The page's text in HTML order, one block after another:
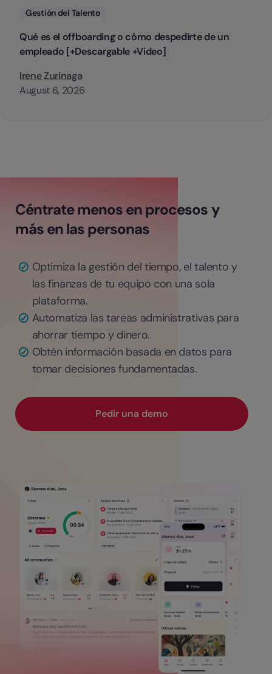
Categorias
Gestión del Talento
Qué es el offboarding o cómo despedirte de un
empleado [+Descargable +Video]
Irene Zurinaga
August 6, 2026
Céntrate menos en procesos y
más en las personas
Optimiza la gestión del tiempo, el talento y
las finanzas de tu equipo con una sola
plataforma.
Automatiza las tareas administrativas para
ahorrar tiempo y dinero.
Obtén información basada en datos para
tomar decisiones fundamentadas.
Pedir una demo